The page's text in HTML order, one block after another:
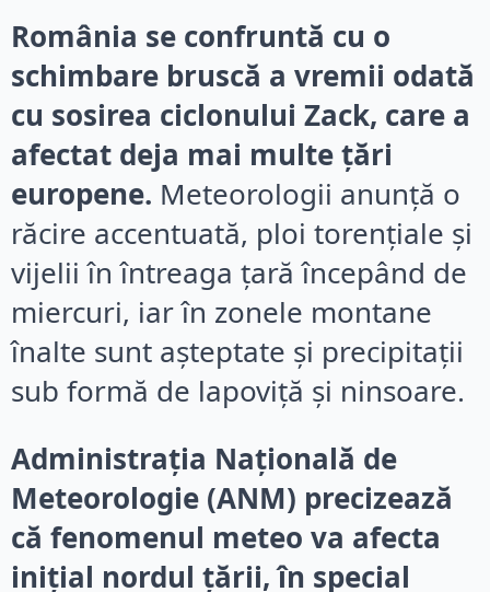
România se confruntă cu o
schimbare bruscă a vremii odată
cu sosirea ciclonului Zack, care a
afectat deja mai multe țări
europene. Meteorologii anunță o
răcire accentuată, ploi torențiale și
vijelii în întreaga țară începând de
miercuri, iar în zonele montane
înalte sunt așteptate și precipitații
sub formă de lapoviță și ninsoare.
Administrația Națională de
Meteorologie (ANM) precizează
că fenomenul meteo va afecta
inițial nordul țării, în special